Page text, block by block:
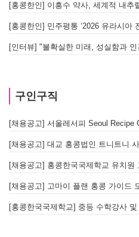
구인구직
[채용공고] 홍콩한국국제학교 유치원
[채용공고] 고마이 플랜 홍콩 가이드
[홍콩한국국제학교] 중등 수학강사